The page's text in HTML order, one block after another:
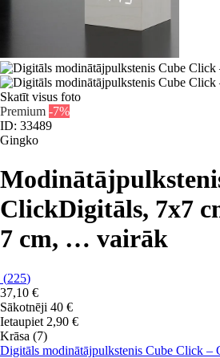
Skatīt visus foto
Premium -7%
ID: 33489
Gingko
ClickDigitāls, 7x7
7 cm, … vairāk
(225)
37,10 €
Sākotnēji 40 €
Ietaupiet 2,90 €
Krāsa (7)
Digitāls modinātājpulkstenis Cube Click –